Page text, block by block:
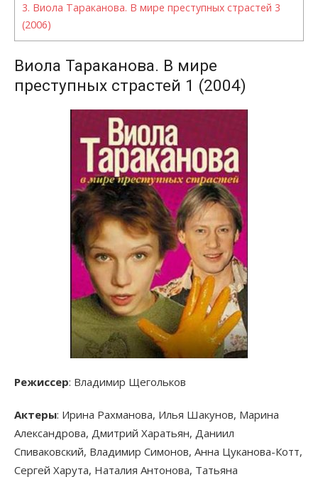
3. Виола Тараканова. В мире преступных страстей 3
(2006)
Виола Тараканова. В мире
преступных страстей 1 (2004)
Режиссер: Владимир Щегольков
Актеры: Ирина Рахманова, Илья Шакунов, Марина
Александрова, Дмитрий Харатьян, Даниил
Спиваковский, Владимир Симонов, Анна Цуканова-Котт,
Сергей Харута, Наталия Антонова, Татьяна